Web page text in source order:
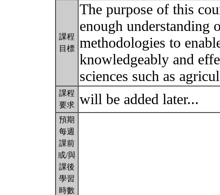
課程
目標
The purpose of this
enough understanding
methodologies to
knowledgeably and
sciences such as
課程
要求 will be added later...
預期
每週
課前
或/與
課後
學習
時數